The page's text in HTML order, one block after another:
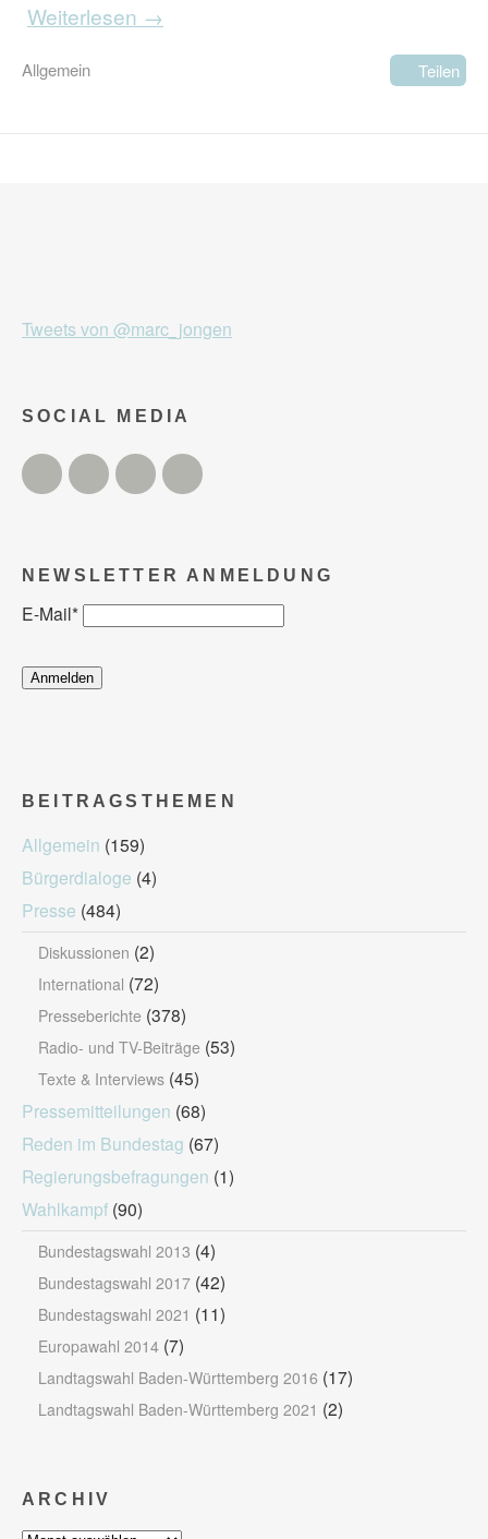
Weiterlesen →
Allgemein Teilen
Tweets von @marc_jongen
SOCIAL MEDIA
Twitter FacebookInstagram
NEWSLETTER ANMELDUNG
E-Mail*
BEITRAGSTHEMEN
Allgemein (159)
Bürgerdialoge (4)
Presse (484)
Diskussionen (2)
International (72)
Presseberichte (378)
Radio- und TV-Beiträge (53)
Texte & Interviews (45)
Pressemitteilungen (68)
Reden im Bundestag (67)
Regierungsbefragungen (1)
Wahlkampf (90)
Bundestagswahl 2013 (4)
Bundestagswahl 2017 (42)
Bundestagswahl 2021 (11)
Europawahl 2014 (7)
Landtagswahl Baden-Württemberg 2016 (17)
Landtagswahl Baden-Württemberg 2021 (2)
ARCHIV